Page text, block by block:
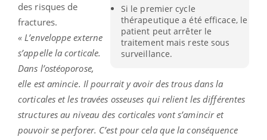
Si le premier cycle
thérapeutique a été efficace, le
patient peut arrêter le
traitement mais reste sous
surveillance.
des risques de
fractures.
« L’enveloppe externe
s’appelle la corticale.
Dans l’ostéoporose,
elle est amincie. Il pourrait y avoir des trous dans la
corticales et les travées osseuses qui relient les différentes
structures au niveau des corticales vont s’amincir et
pouvoir se perforer. C’est pour cela que la conséquence